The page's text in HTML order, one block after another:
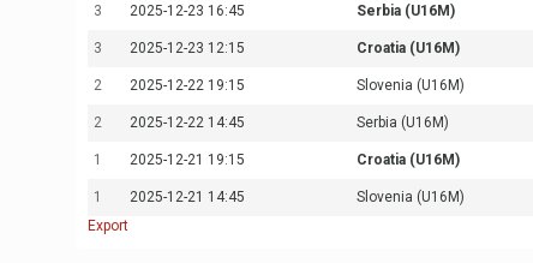
3 2025-12-23 16:45 Serbia (U16M)
3 2025-12-23 12:15 Croatia (U16M)
2 2025-12-22 19:15 Slovenia (U16M)
2 2025-12-22 14:45 Serbia (U16M)
1 2025-12-21 19:15 Croatia (U16M)
1 2025-12-21 14:45 Slovenia (U16M)
Export